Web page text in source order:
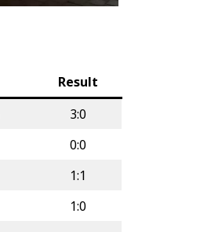
Result
3:0
0:0
1:1
1:0